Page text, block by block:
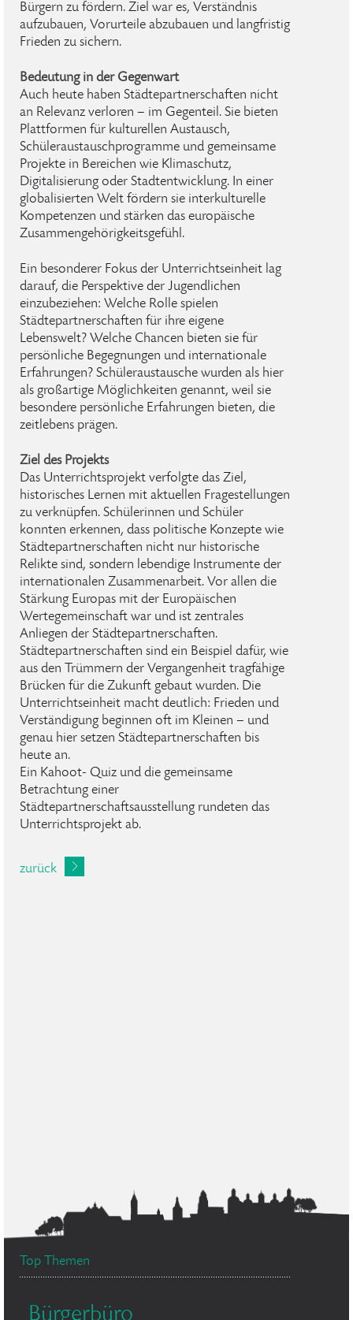
Bürgern zu fördern. Ziel war es, Verständnis
aufzubauen, Vorurteile abzubauen und langfristig
Frieden zu sichern.
Bedeutung in der Gegenwart
Auch heute haben Städtepartnerschaften nicht
an Relevanz verloren – im Gegenteil. Sie bieten
Plattformen für kulturellen Austausch,
Schüleraustauschprogramme und gemeinsame
Projekte in Bereichen wie Klimaschutz,
Digitalisierung oder Stadtentwicklung. In einer
globalisierten Welt fördern sie interkulturelle
Kompetenzen und stärken das europäische
Zusammengehörigkeitsgefühl.
Ein besonderer Fokus der Unterrichtseinheit lag
darauf, die Perspektive der Jugendlichen
einzubeziehen: Welche Rolle spielen
Städtepartnerschaften für ihre eigene
Lebenswelt? Welche Chancen bieten sie für
persönliche Begegnungen und internationale
Erfahrungen? Schüleraustausche wurden als hier
als großartige Möglichkeiten genannt, weil sie
besondere persönliche Erfahrungen bieten, die
zeitlebens prägen.
Ziel des Projekts
Das Unterrichtsprojekt verfolgte das Ziel,
historisches Lernen mit aktuellen Fragestellungen
zu verknüpfen. Schülerinnen und Schüler
konnten erkennen, dass politische Konzepte wie
Städtepartnerschaften nicht nur historische
Relikte sind, sondern lebendige Instrumente der
internationalen Zusammenarbeit. Vor allen die
Stärkung Europas mit der Europäischen
Wertegemeinschaft war und ist zentrales
Anliegen der Städtepartnerschaften.
Städtepartnerschaften sind ein Beispiel dafür, wie
aus den Trümmern der Vergangenheit tragfähige
Brücken für die Zukunft gebaut wurden. Die
Unterrichtseinheit macht deutlich: Frieden und
Verständigung beginnen oft im Kleinen – und
genau hier setzen Städtepartnerschaften bis
heute an.
Ein Kahoot- Quiz und die gemeinsame
Betrachtung einer
Städtepartnerschaftsausstellung rundeten das
Unterrichtsprojekt ab.
zurück
Top Themen